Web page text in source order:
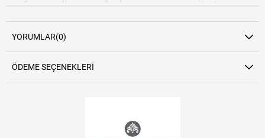
YORUMLAR(0)
ÖDEME SEÇENEKLERI